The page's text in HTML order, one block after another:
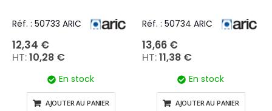
Réf. : 50733 ARIC
12,34 €
10,28 €
En stock
AJOUTER AU PANIER
Réf. : 50734 ARIC
13,66 €
11,38 €
En stock
AJOUTER AU PANIER